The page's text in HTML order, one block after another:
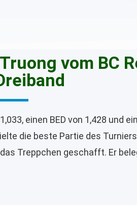
vom BC
einen BED von 1,428 und
die beste Partie des
Treppchen geschafft. Er